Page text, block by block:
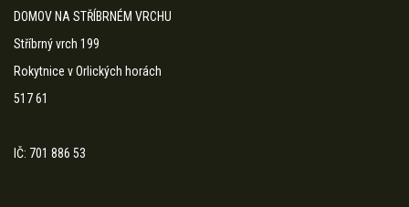
DOMOV NA STŘÍBRNÉM VRCHU
Stříbrný vrch 199
Rokytnice v Orlických horách
517 61
IČ: 701 886 53